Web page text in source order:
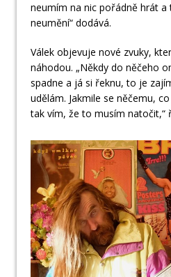
neumím na nic pořádně hrát
neumění“ dodává.
Válek objevuje nové zvuky,
náhodou. „Někdy do něčeho
spadne a já si řeknu, to je
udělám. Jakmile se něčemu,
tak vím, že to musím natočit,“